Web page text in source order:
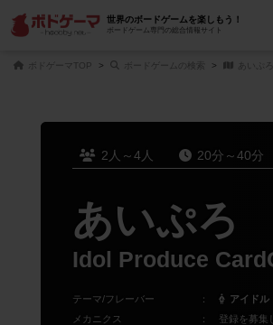
世界のボードゲームを楽しもう！
ボードゲーム専門の総合情報サイト
ボドゲーマTOP ボードゲームの検索 あいぷろ
2人～4人 20分～40分
あいぷろ
Idol Produce
テーマ/フレーバー ： アイドル
メカニクス
： 登録を募集